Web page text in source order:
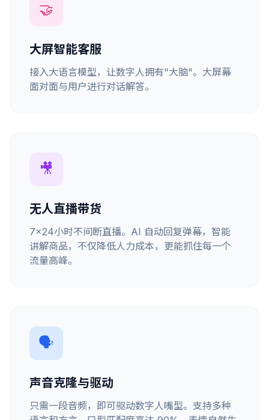
🤝
大屏智能客服
接入大语言模型，让数字人拥有"大脑"。大屏幕
面对面与用户进行对话解答。
🎥
无人直播带货
7x24小时不间断直播。AI 自动回复弹幕，智能
讲解商品，不仅降低人力成本，更能抓住每一个
流量高峰。
🗣️
声音克隆与驱动
只需一段音频，即可驱动数字人嘴型。支持多种